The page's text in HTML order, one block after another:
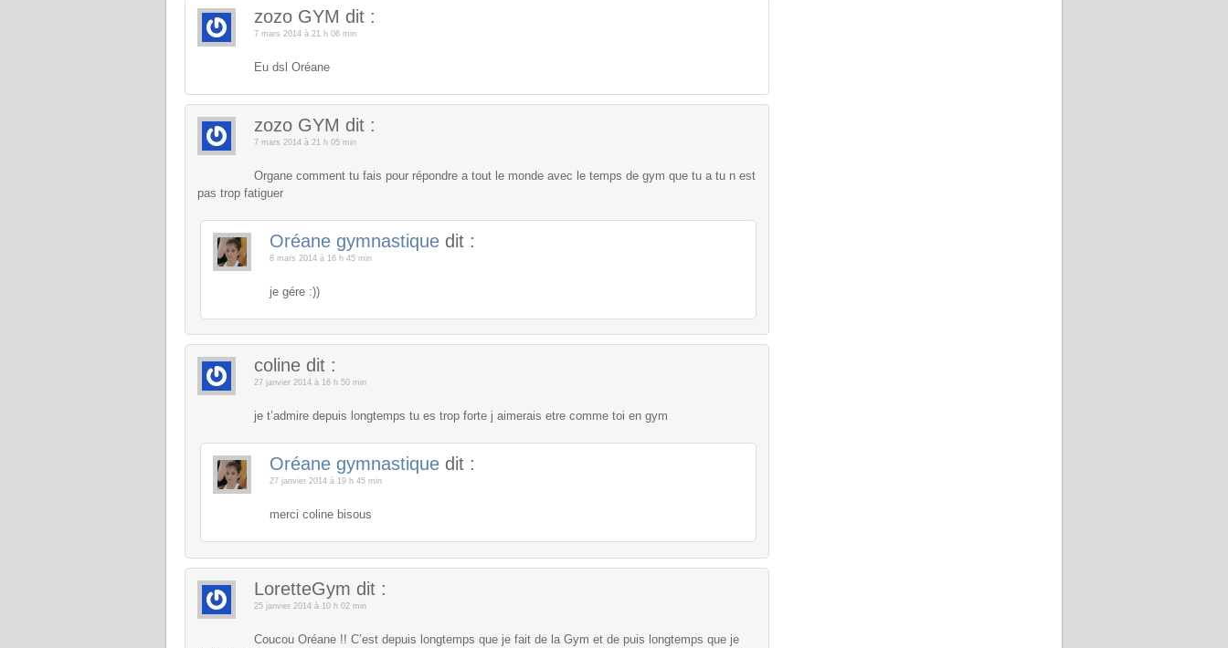
zozo GYM dit :
7 mars 2014 à 21 h 06 min
Eu dsl Oréane
zozo GYM dit :
7 mars 2014 à 21 h 05 min
Organe comment tu fais pour répondre a tout le monde avec le temps de gym que tu a tu n est
pas trop fatiguer
Oréane gymnastique dit :
8 mars 2014 à 16 h 45 min
je gére :))
coline dit :
27 janvier 2014 à 16 h 50 min
je t’admire depuis longtemps tu es trop forte j aimerais etre comme toi en gym
Oréane gymnastique dit :
27 janvier 2014 à 19 h 45 min
merci coline bisous
LoretteGym dit :
25 janvier 2014 à 10 h 02 min
Coucou Oréane !! C’est depuis longtemps que je fait de la Gym et de puis longtemps que je